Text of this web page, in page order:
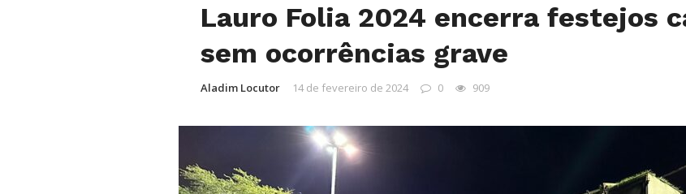
Lauro Folia 2024 encerra festejos
sem ocorrências grave
Aladim Locutor 14 de fevereiro de 2024 0 909